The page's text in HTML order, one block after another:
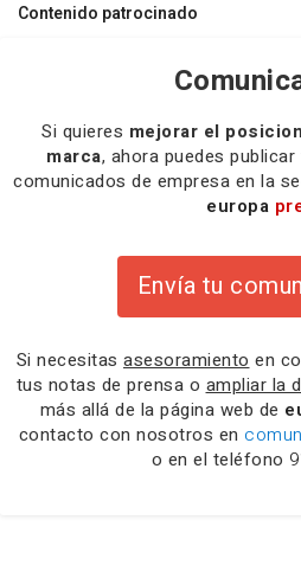
Contenido patrocinado
Si quieres mejorar el
marca, ahora puedes
comunicados de empresa en la
europa
Envía tu
Si necesitas asesoramiento en
tus notas de prensa o ampliar la
más allá de la página web de
contacto con nosotros en
o en el teléfono